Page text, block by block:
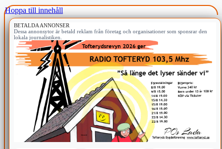
Hoppa till innehåll
BETALDA ANNONSER
Dessa annonsytor är betald reklam från företag och organisationer som sponsrar den
lokala journalistiken.